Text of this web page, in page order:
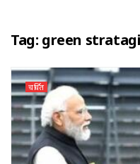
Tag: green
चर्चित